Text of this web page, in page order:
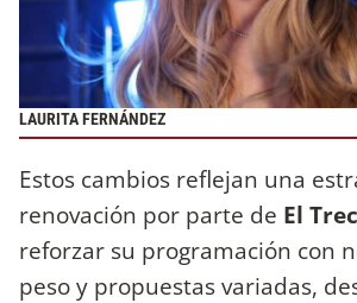
LAURITA FERNÁNDEZ
Estos cambios reflejan una
renovación por parte de El
reforzar su programación con
peso y propuestas variadas,